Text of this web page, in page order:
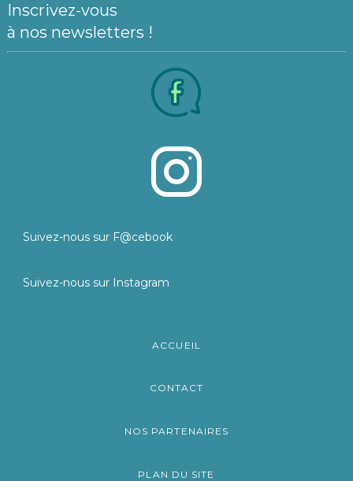
Inscrivez-vous
à nos newsletters !
Suivez-nous sur F@cebook
Suivez-nous sur Instagram
ACCUEIL
CONTACT
NOS PARTENAIRES
PLAN DU SITE